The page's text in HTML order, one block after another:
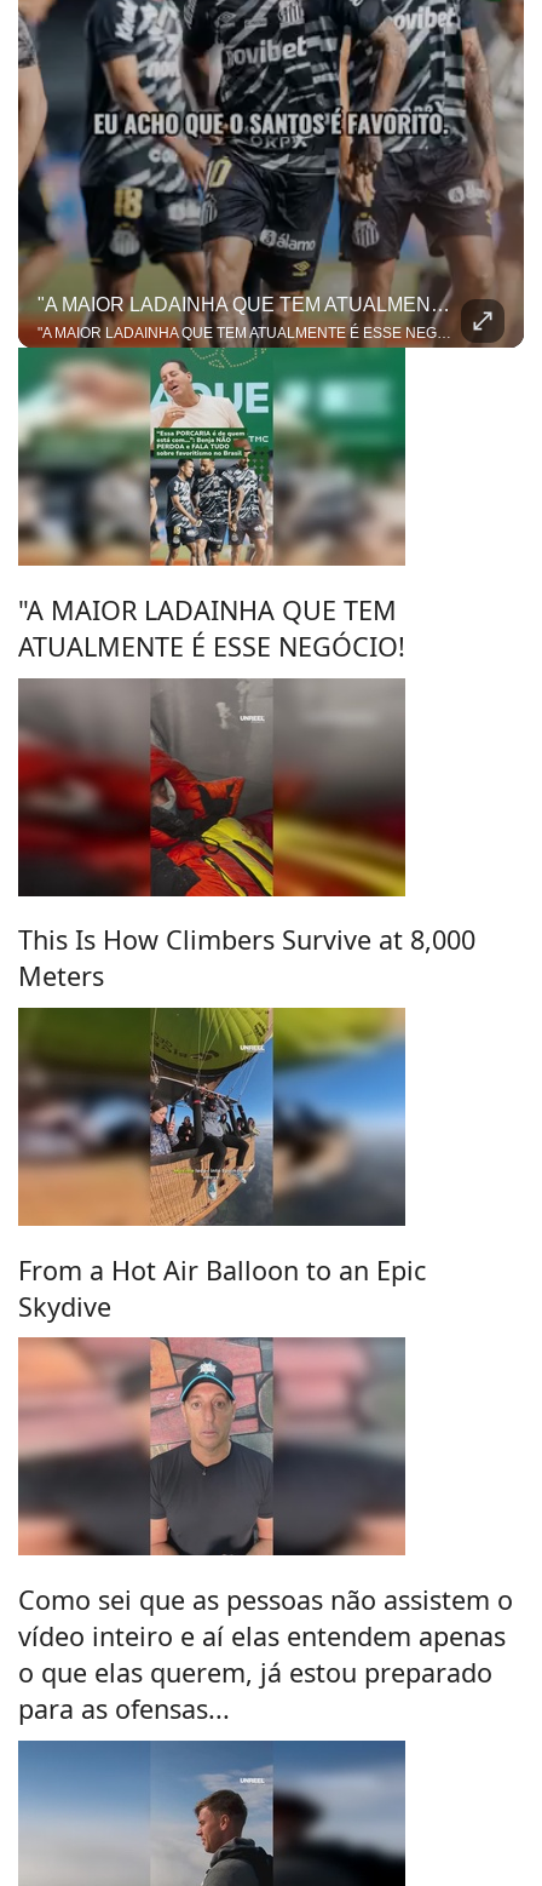
"A MAIOR LADAINHA QUE TEM ATUALMENTE É ESSE NEGÓCIO!
"A MAIOR LADAINHA QUE TEM ATUALMENTE É ESSE NEGÓCIO!" A resenha sobre o duelo entre Santos e Remo pegou fogo e colocou o Benja e o Dentinho em lados opostos da mesa! Tudo começou quando o ex-jogador mandou a real dizendo que o favoritismo e a tradição do Peixe vão pesar no jogo de volta da Copa do Brasil. Mas nosso apresentador não deixou passar batido e contestou. Para ele, esse papo de "peso de camisa" ficou no passado e não entra mais em campo no futebol moderno!
"A MAIOR LADAINHA QUE TEM
ATUALMENTE É ESSE NEGÓCIO!
This Is How Climbers Survive at 8,000
Meters
From a Hot Air Balloon to an Epic
Skydive
Como sei que as pessoas não assistem o
vídeo inteiro e aí elas entendem apenas
o que elas querem, já estou preparado
para as ofensas...